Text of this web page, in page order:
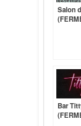
Salon
Bar